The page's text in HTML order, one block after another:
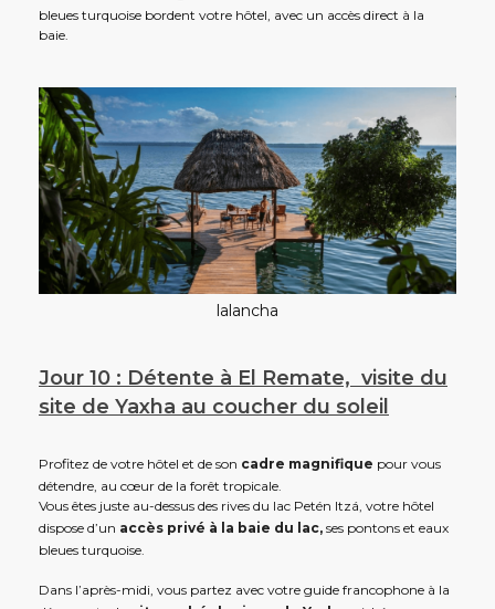
bleues turquoise bordent votre hôtel, avec un accès direct à la
baie.
lalancha
Jour 10 : Détente à El Remate, visite du
site de Yaxha au coucher du soleil
Profitez de votre hôtel et de son cadre magnifique pour vous
détendre, au cœur de la forêt tropicale.
Vous êtes juste au-dessus des rives du lac Petén Itzá, votre hôtel
dispose d’un accès privé à la baie du lac, ses pontons et eaux
bleues turquoise.
Dans l’après-midi, vous partez avec votre guide francophone à la